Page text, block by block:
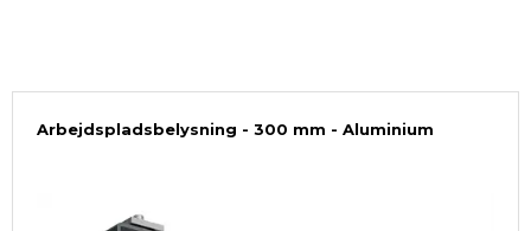
Arbejdspladsbelysning - 300 mm - Aluminium